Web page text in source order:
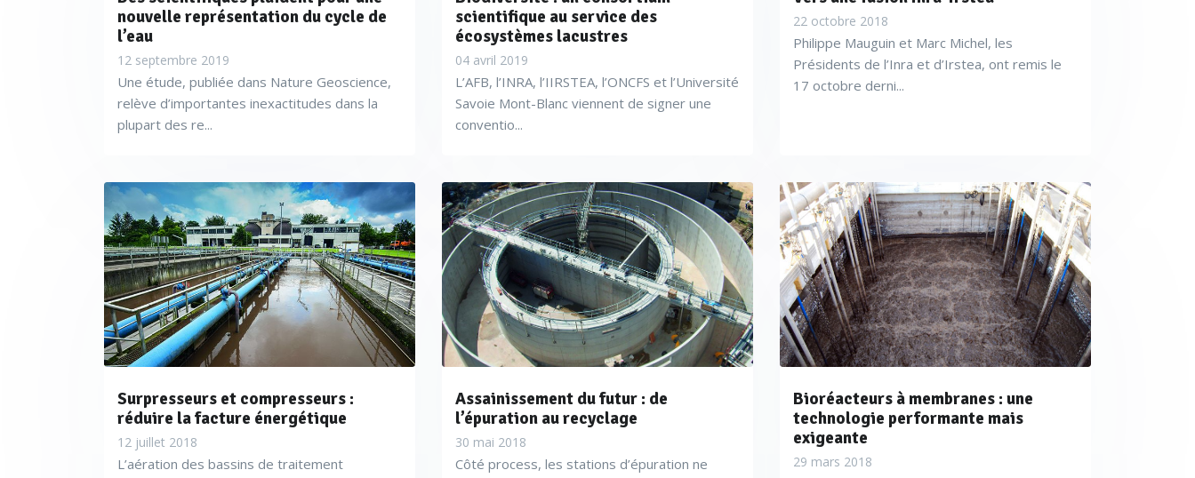
nouvelle représentation du cycle de
l’eau
12 septembre 2019
Une étude, publiée dans Nature Geoscience,
relève d’importantes inexactitudes dans la
plupart des re...
scientifique au service des
écosystèmes lacustres
04 avril 2019
L’AFB, l’INRA, l’IIRSTEA, l’ONCFS et l’Université
Savoie Mont-Blanc viennent de signer une
conventio...
22 octobre 2018
Philippe Mauguin et Marc Michel, les
Présidents de l’Inra et d’Irstea, ont remis le
17 octobre derni...
Surpresseurs et compresseurs :
réduire la facture énergétique
12 juillet 2018
L’aération des bassins de traitement
Assainissement du futur : de
l’épuration au recyclage
30 mai 2018
Côté process, les stations d’épuration ne
Bioréacteurs à membranes : une
technologie performante mais
exigeante
29 mars 2018